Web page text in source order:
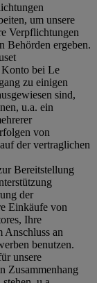
um unsere
Verpflichtungen
Behörden ergeben.
Konto bei Le
zu einigen
sind,
u.a. ein
von
der vertraglichen
Bereitstellung
der
Einkäufe von
Ihre
Anschluss an
benutzen.
unsere
Zusammenhang